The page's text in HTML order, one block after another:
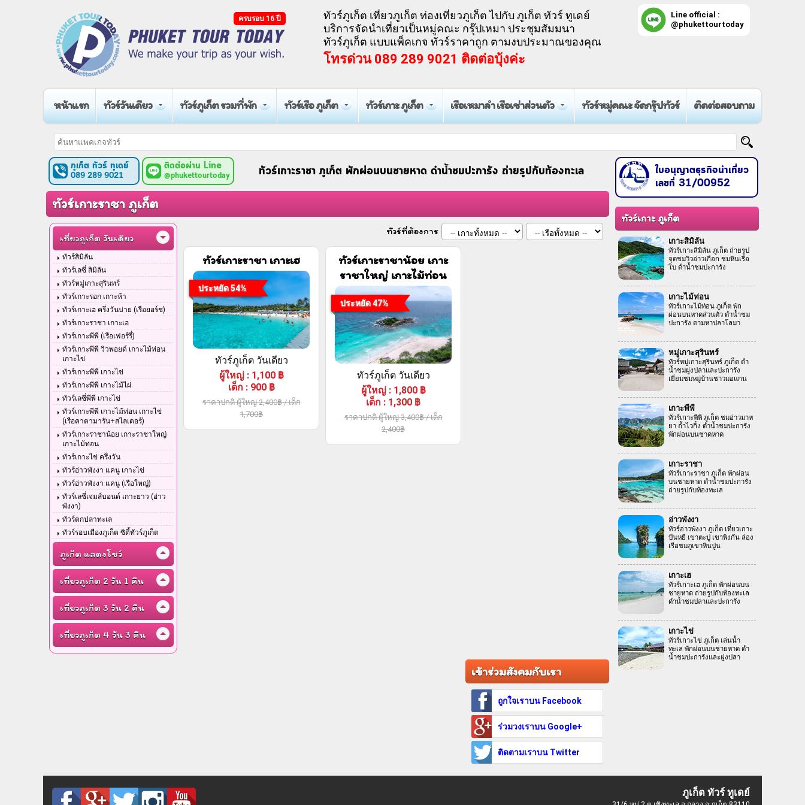
ครบรอบ 16 ปี
ทัวร์ภูเก็ต เที่ยวภูเก็ต ท่องเที่ยวภูเก็ต ไปกับ ภูเก็ต ทัวร์ ทูเดย์
บริการจัดนำเที่ยวเป็นหมู่คณะ กรุ๊ปเหมา ประชุมสัมมนา
ทัวร์ภูเก็ต แบบแพ็คเกจ ทัวร์ราคาถูก ตามงบประมาณของคุณ
โทรด่วน 089 289 9021 ติดต่อบุ้งค่ะ
Line official :
@phukettourtoday
หน้าแรก ทัวร์วันเดียว ทัวร์ภูเก็ต รวมที่พัก ทัวร์เรือ ภูเก็ต ทัวร์เกาะ ภูเก็ต เรือเหมาลำ เรือเช่าส่วนตัว ทัวร์หมู่คณะ จัดกรุ๊ปทัวร์ ติดต่อสอบถาม
ภูเก็ต ทัวร์ ทูเดย์
089 289 9021
ติดต่อผ่าน Line
@phukettourtoday ทัวร์เกาะราชา ภูเก็ต พักผ่อนบนชายหาด ดำน้ำชมปะการัง ถ่ายรูปกับท้องทะเล
ทัวร์เกาะราชา ภูเก็ต
ทัวร์ที่ต้องการ
ทัวร์เกาะราชา เกาะเฮ
ทัวร์ภูเก็ต วันเดียว
ผู้ใหญ่: 1,100 ฿
เด็ก: 900 ฿
ราคาปกติ ผู้ใหญ่ 2,400฿ / เด็ก
1,700฿
ประหยัด 54%
ทัวร์เกาะราชาน้อย เกาะ
ราชาใหญ่ เกาะไม้ท่อน
ทัวร์ภูเก็ต วันเดียว
ผู้ใหญ่: 1,800 ฿
เด็ก : 1,300 ฿
ราคาปกติ ผู้ใหญ่ 3,400฿ / เด็ก
2,400฿
ประหยัด 47%
เที่ยวภูเก็ต วันเดียว
ทัวร์สิมิลัน
ทัวร์เลซี่ สิมิลัน
ทัวร์หมู่เกาะสุรินทร์
ทัวร์เกาะรอก เกาะห้า
ทัวร์เกาะเฮ ครึ่งวันบ่าย (เรือยอร์ช)
ทัวร์เกาะราชา เกาะเฮ
ทัวร์เกาะพีพี (เรือเฟอร์รี่)
ทัวร์เกาะพีพี วิวพอยด์ เกาะไม้ท่อน
เกาะไข่
ทัวร์เกาะพีพี เกาะไข่
ทัวร์เกาะพีพี เกาะไม้ไผ่
ทัวร์เลซี่พีพี เกาะไข่
ทัวร์เกาะพีพี เกาะไม้ท่อน เกาะไข่
(เรือคาตามารัน+สไลเดอร์)
ทัวร์เกาะราชาน้อย เกาะราชาใหญ่
เกาะไม้ท่อน
ทัวร์เกาะไข่ ครึ่งวัน
ทัวร์อ่าวพังงา แคนู เกาะไข่
ทัวร์อ่าวพังงา แคนู (เรือใหญ่)
ทัวร์เลซี่เจมส์บอนด์ เกาะยาว (อ่าว
พังงา)
ทัวร์ตกปลาทะเล
ทัวร์รอบเมืองภูเก็ต ซิตี้ทัวร์ภูเก็ต
ภูเก็ต แสดงโชว์
เที่ยวภูเก็ต 2 วัน 1 คืน
เที่ยวภูเก็ต 3 วัน 2 คืน
เที่ยวภูเก็ต 4 วัน 3 คืน
ใบอนุญาตธุรกิจนำเที่ยว
เลขที่ 31/00952
ทัวร์เกาะ ภูเก็ต
เกาะสิมิลัน
ทัวร์เกาะสิมิลัน ภูเก็ต ถ่ายรูป
จุดชมวิวอ่าวเกือก ชมหินเรือ
ใบ ดำน้ำชมปะการัง
เกาะไม้ท่อน
ทัวร์เกาะไม้ท่อน ภูเก็ต พัก
ผ่อนบนหาดส่วนตัว ดำน้ำชม
ปะการัง ตามหาปลาโลมา
หมู่เกาะสุรินทร์
ทัวร์หมู่เกาะสุรินทร์ ภูเก็ต ดำ
น้ำชมฝูงปลาและปะการัง
เยี่ยมชมหมู่บ้านชาวมอแกน
เกาะพีพี
ทัวร์เกาะพีพี ภูเก็ต ชมอ่าวมาห
ยา ถ้ำไวกิ้ง ดำน้ำชมปะการัง
พักผ่อนบนชาดหาด
เกาะราชา
ทัวร์เกาะราชา ภูเก็ต พักผ่อน
บนชายหาด ดำน้ำชมปะการัง
ถ่ายรูปกับท้องทะเล
อ่าวพังงา
ทัวร์อ่าวพังงา ภูเก็ต เที่ยวเกาะ
ปันหยี เขาตะปู เขาพิงกัน ล่อง
เรือชมภูเขาหินปูน
เกาะเฮ
ทัวร์เกาะเฮ ภูเก็ต พักผ่อนบน
ชายหาด ถ่ายรูปกับท้องทะเล
ดำน้ำชมปลาและปะการัง
เกาะไข่
ทัวร์เกาะไข่ ภูเก็ต เล่นน้ำ
ทะเล พักผ่อนบนชายหาด ดำ
น้ำชมปะการังและฝูงปลา
เข้าร่วมสังคมกับเรา
ถูกใจเราบน Facebook
ร่วมวงเราบน Google+
ติดตามเราบน Twitter
ภูเก็ต ทัวร์ ทูเดย์